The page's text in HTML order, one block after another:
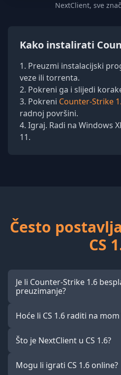
NextClient, sve
Kako instalirati
Preuzmi instalacijski
veze ili torrenta.
Pokreni ga i slijedi
Pokreni Counter-Strike
radnoj površini.
Igraj. Radi na Windows
11.
Često
CS
Je li Counter-Strike 1.6
preuzimanje?
Hoće li CS 1.6 raditi na
Što je NextClient u CS 1.6?
Mogu li igrati CS 1.6 online?